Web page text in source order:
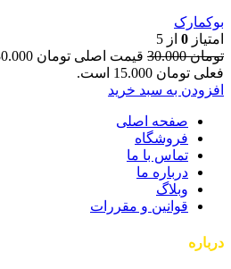
بوکمارک
امتیاز 0 از 5
تومان30.000 قیمت اصلی تومان 30.000 بود.
فعلی تومان 15.000 است.
افزودن به سبد خرید
صفحه اصلی
فروشگاه
تماس با ما
درباره ما
وبلاگ
قوانین و مقررات
درباره